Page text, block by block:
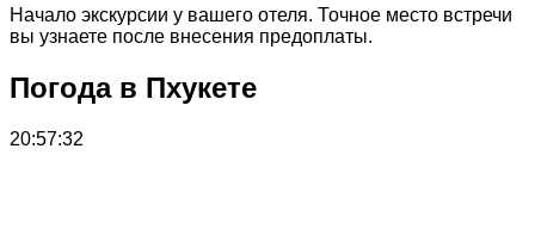
Начало экскурсии у вашего отеля. Точное место встречи
вы узнаете после внесения предоплаты.
Погода в Пхукете
20:57:32